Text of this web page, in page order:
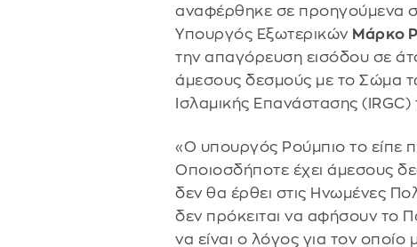
αναφέρθηκε σε προηγούμενα
Υπουργός Εξωτερικών Μάρκο
την απαγόρευση εισόδου σε
άμεσους δεσμούς με το Σώμα
Ισλαμικής Επανάστασης (IRGC)
«Ο υπουργός Ρούμπιο το είπε
Οποιοσδήποτε έχει άμεσους
δεν θα έρθει στις Ηνωμένες
δεν πρόκειται να αφήσουν το
να είναι ο λόγος για τον οποίο